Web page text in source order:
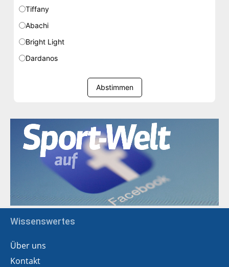
Tiffany
Abachi
Bright Light
Dardanos
Abstimmen
Wissenswertes
Über uns
Kontakt